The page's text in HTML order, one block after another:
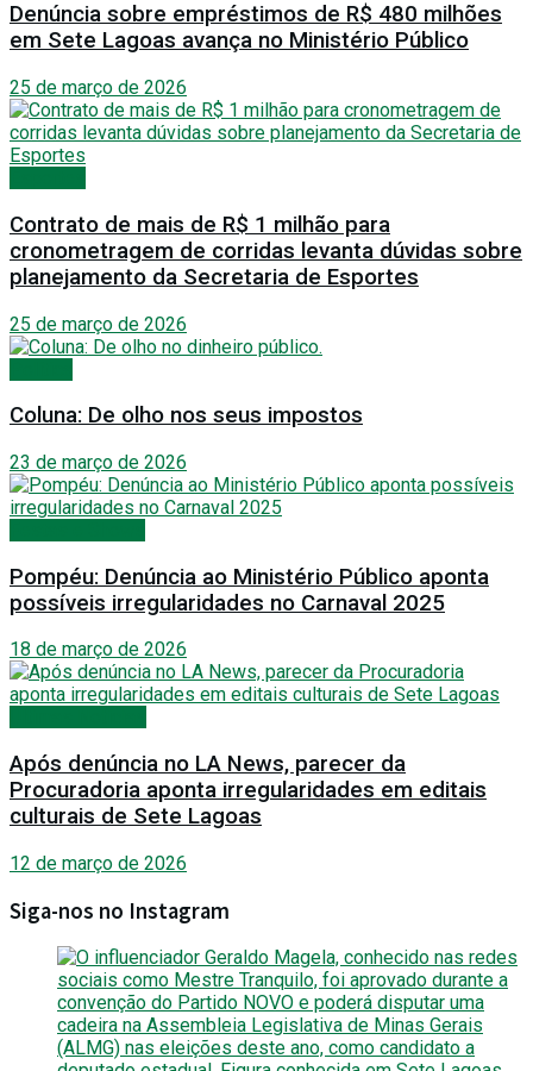
Denúncia sobre empréstimos de R$ 480 milhões
em Sete Lagoas avança no Ministério Público
25 de março de 2026
Contrato de mais de R$ 1 milhão para
cronometragem de corridas levanta dúvidas sobre
planejamento da Secretaria de Esportes
25 de março de 2026
Coluna: De olho nos seus impostos
23 de março de 2026
Pompéu: Denúncia ao Ministério Público aponta
possíveis irregularidades no Carnaval 2025
18 de março de 2026
Após denúncia no LA News, parecer da
Procuradoria aponta irregularidades em editais
culturais de Sete Lagoas
12 de março de 2026
Siga-nos no Instagram